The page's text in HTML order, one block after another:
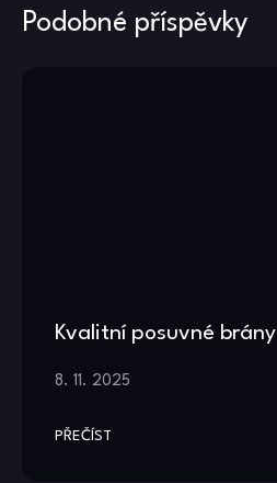
Podobné příspěvky
Kvalitní posuvné brány
8. 11. 2025
PŘEČÍST